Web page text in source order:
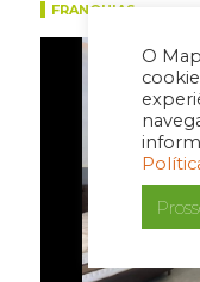
O
FRANQUIAS